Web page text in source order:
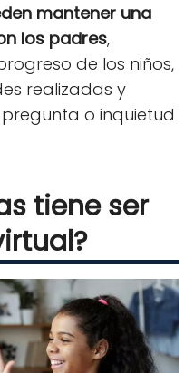
mantener una
los padres,
de los niños,
realizadas y
o inquietud
tiene ser